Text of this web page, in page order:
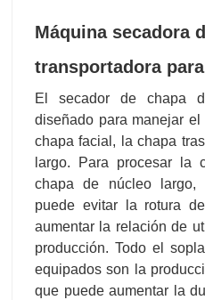
Máquina secadora
transportadora
El secador de chapa
diseñado para manejar
chapa facial, la chapa
largo. Para procesar la
chapa de núcleo largo,
puede evitar la rotura
aumentar la relación de
producción. Todo el
equipados son la
que puede aumentar la